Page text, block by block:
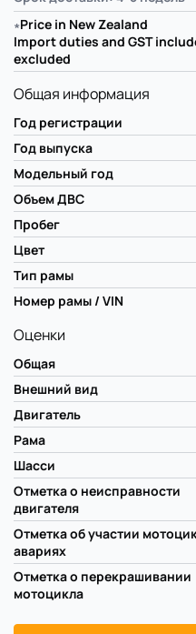
∗Price in New Zealand
Import duties and GST
excluded
Общая информация
Год регистрации
Год выпуска
Модельный год
Объем ДВС
Пробег
Цвет
Тип рамы
Номер рамы / VIN
Оценки
Общая
Внешний вид
Двигатель
Рама
Шасси
Отметка о неисправности
двигателя
Отметка об участии
авариях
Отметка о перекрашивании
мотоцикла